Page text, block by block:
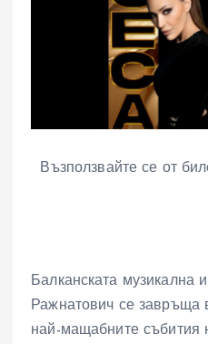
Възползвайте се от
Балканската музикална
Ражнатович се завръща
най-мащабните събития